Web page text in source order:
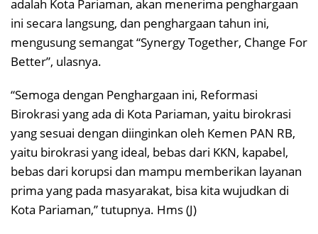
adalah Kota Pariaman, akan menerima penghargaan
ini secara langsung, dan penghargaan tahun ini,
mengusung semangat “Synergy Together, Change For
Better”, ulasnya.
“Semoga dengan Penghargaan ini, Reformasi
Birokrasi yang ada di Kota Pariaman, yaitu birokrasi
yang sesuai dengan diinginkan oleh Kemen PAN RB,
yaitu birokrasi yang ideal, bebas dari KKN, kapabel,
bebas dari korupsi dan mampu memberikan layanan
prima yang pada masyarakat, bisa kita wujudkan di
Kota Pariaman,” tutupnya. Hms (J)